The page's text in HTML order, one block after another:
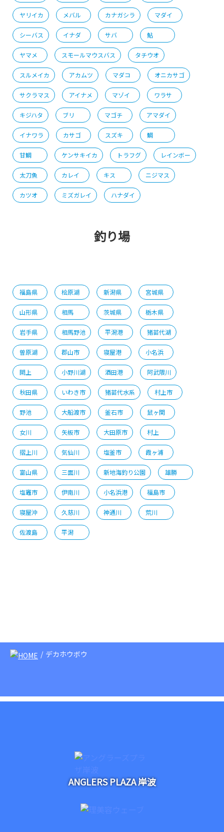
ヤリイカ メバル カナガシラ マダイ
シーバス イナダ サバ 鮎
ヤマメ スモールマウスバス タチウオ
スルメイカ アカムツ マダコ オニカサゴ
サクラマス アイナメ マゾイ ワラサ
キジハタ ブリ マゴチ アマダイ
イナワラ カサゴ スズキ 鯛
甘鯛 ケンサキイカ トラフグ レインボー
太刀魚 カレイ キス ニジマス
カツオ ミズガレイ ハナダイ
釣り場
福島県 桧原湖 新潟県 宮城県
山形県 相馬 茨城県 栃木県
岩手県 相馬野池 平潟港 猪苗代湖
曽原湖 郡山市 寝屋港 小名浜
閖上 小野川湖 酒田港 阿武隈川
秋田県 いわき市 猪苗代水系 村上市
野池 大船渡市 釜石市 鼠ヶ関
女川 矢板市 大田原市 村上
摺上川 気仙川 塩釜市 霞ヶ浦
富山県 三面川 新地海釣り公園 雄勝
塩竈市 伊南川 小名浜港 福島市
寝屋沖 久慈川 神通川 荒川
佐渡島 平潟
デカホウボウ
ANGLERS PLAZA 岸波